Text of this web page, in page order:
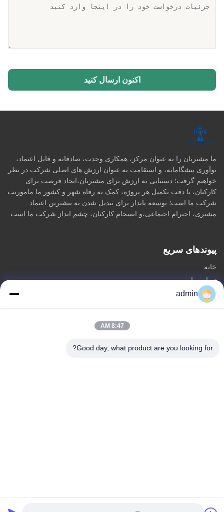
اکنون ارسال کنید
ما مشتریان را به عنوان مرکز، همکاری وحدت، صادقانه و قابل اعتماد،
نوآوری پیشگامانه، و استقامت به عنوان ارزش های اصلی شرکت در نظر
خواهیم گرفت؛ دستیابی به ارزش برای مشتریان،ایجاد فرصت برای
کارکنان، با دقت تکمیل هر پروژه، کمک به رفاه شهر و کشور ما ماموریت
شرکت ما است؛ توسعه پایدار برای تبدیل شدن به بیشترین اعتماد
مشتری، احترام اجتماعی،و انسجام کارکنان، چشم انداز شرکت ما است.
پیوندهای سریع
خانه
درباره ما
محصولات
برج تک قطبی فولادی
admin
8:47 AM
Good day, what product are you looking for?